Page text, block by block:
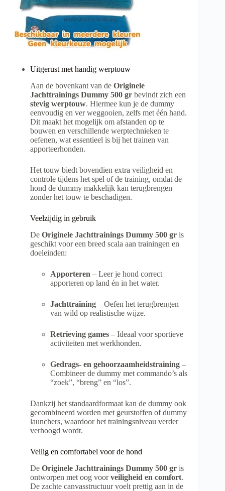
Uitgerust met handig werptouw
Aan de bovenkant van de Originele
Jachttrainings Dummy 500 gr bevindt zich een
stevig werptouw. Hiermee kun je de dummy
eenvoudig en ver weggooien, zelfs met één hand.
Dit maakt het mogelijk om afstanden op te
bouwen en verschillende werptechnieken te
oefenen, wat essentieel is bij het trainen van
apporteerhonden.
Het touw biedt bovendien extra veiligheid en
controle tijdens het spel of de training, omdat de
hond de dummy makkelijk kan terugbrengen
zonder het touw te beschadigen.
Veelzijdig in gebruik
De Originele Jachttrainings Dummy 500 gr is
geschikt voor een breed scala aan trainingen en
doeleinden:
Apporteren – Leer je hond correct
apporteren op land én in het water.
Jachttraining – Oefen het terugbrengen
van wild op realistische wijze.
Retrieving games – Ideaal voor sportieve
activiteiten met werkhonden.
Gedrags- en gehoorzaamheidstraining –
Combineer de dummy met commando’s als
“zoek”, “breng” en “los”.
Dankzij het standaardformaat kan de dummy ook
gecombineerd worden met geurstoffen of dummy
launchers, waardoor het trainingsniveau verder
verhoogd wordt.
Veilig en comfortabel voor de hond
De Originele Jachttrainings Dummy 500 gr is
ontworpen met oog voorveiligheid en comfort.
De zachte canvasstructuur voelt prettig aan in de